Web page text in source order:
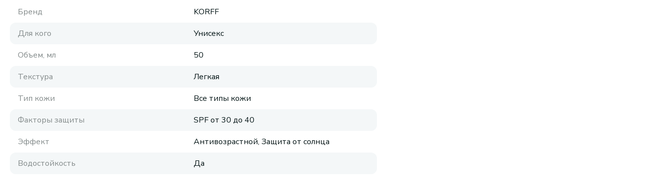
Бренд
KORFF
Для кого
Унисекс
Объем, мл
50
Текстура
Легкая
Тип кожи
Все типы кожи
Факторы защиты
SPF от 30 до 40
Эффект
Антивозрастной, Защита от солнца
Водостойкость
Да